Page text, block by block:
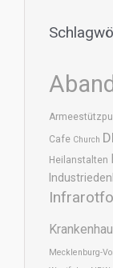
Cafe Church
Heilanstalten
Mecklenburg-